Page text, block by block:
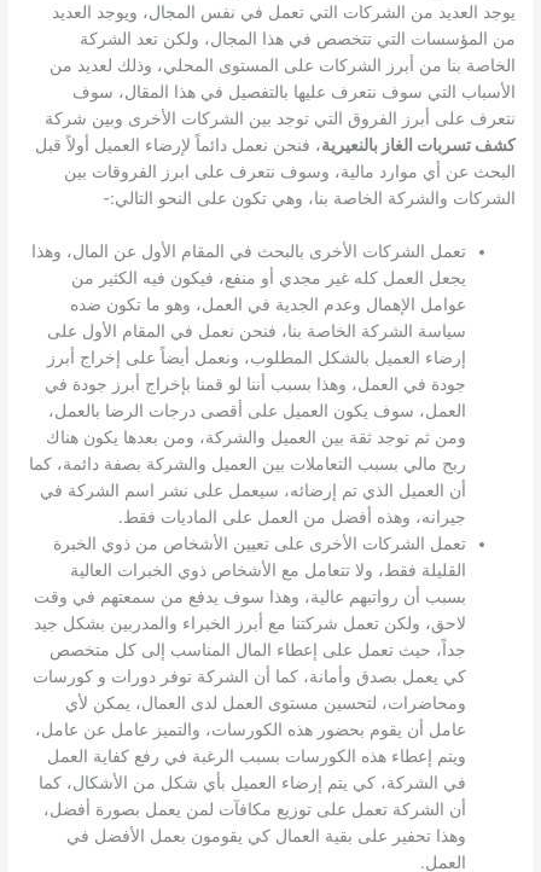
يوجد العديد من الشركات التي تعمل في نفس المجال، ويوجد العديد
من المؤسسات التي تتخصص في هذا المجال، ولكن تعد الشركة
الخاصة بنا من أبرز الشركات على المستوى المحلي، وذلك لعديد من
الأسباب التي سوف نتعرف عليها بالتفصيل في هذا المقال، سوف
نتعرف على أبرز الفروق التي توجد بين الشركات الأخرى وبين شركة
كشف تسربات الغاز بالنعيرية، فنحن نعمل دائماً لإرضاء العميل أولاً قبل
البحث عن أي موارد مالية، وسوف نتعرف على ابرز الفروقات بين
الشركات والشركة الخاصة بنا، وهي تكون على النحو التالي:-
تعمل الشركات الأخرى بالبحث في المقام الأول عن المال، وهذا
يجعل العمل كله غير مجدي أو منفع، فيكون فيه الكثير من
عوامل الإهمال وعدم الجدية في العمل، وهو ما تكون ضده
سياسة الشركة الخاصة بنا، فنحن نعمل في المقام الأول على
إرضاء العميل بالشكل المطلوب، ونعمل أيضاً على إخراج أبرز
جودة في العمل، وهذا بسبب أننا لو قمنا بإخراج أبرز جودة في
العمل، سوف يكون العميل على أقصى درجات الرضا بالعمل،
ومن ثم توجد ثقة بين العميل والشركة، ومن بعدها يكون هناك
ربح مالي بسبب التعاملات بين العميل والشركة بصفة دائمة، كما
أن العميل الذي تم إرضائه، سيعمل على نشر اسم الشركة في
جيرانه، وهذه أفضل من العمل على الماديات فقط.
تعمل الشركات الأخرى على تعيين الأشخاص من ذوي الخبرة
القليلة فقط، ولا تتعامل مع الأشخاص ذوي الخبرات العالية
بسبب أن رواتبهم عالية، وهذا سوف يدفع من سمعتهم في وقت
لاحق، ولكن تعمل شركتنا مع أبرز الخبراء والمدربين بشكل جيد
جداً، حيث تعمل على إعطاء المال المناسب إلى كل متخصص
كي يعمل بصدق وأمانة، كما أن الشركة توفر دورات و كورسات
ومحاضرات، لتحسين مستوى العمل لدى العمال، يمكن لأي
عامل أن يقوم بحضور هذه الكورسات، والتميز عامل عن عامل،
ويتم إعطاء هذه الكورسات بسبب الرغبة في رفع كفاية العمل
في الشركة، كي يتم إرضاء العميل بأي شكل من الأشكال، كما
أن الشركة تعمل على توزيع مكافآت لمن يعمل بصورة أفضل،
وهذا تحفير على بقية العمال كي يقومون بعمل الأفضل في
العمل.